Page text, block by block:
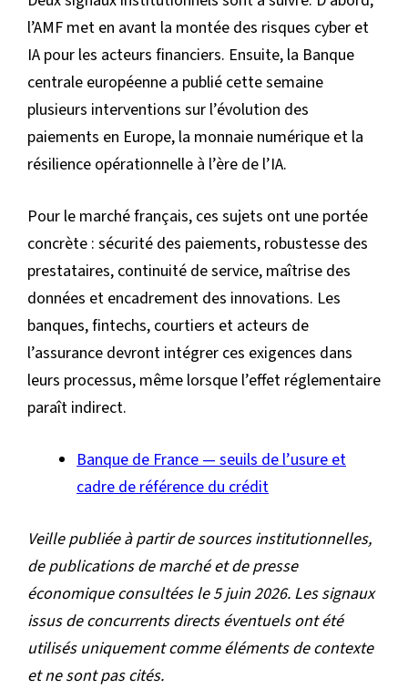
l’AMF met en avant la montée des risques cyber et
IA pour les acteurs financiers. Ensuite, la Banque
centrale européenne a publié cette semaine
plusieurs interventions sur l’évolution des
paiements en Europe, la monnaie numérique et la
résilience opérationnelle à l’ère de l’IA.
Pour le marché français, ces sujets ont une portée
concrète : sécurité des paiements, robustesse des
prestataires, continuité de service, maîtrise des
données et encadrement des innovations. Les
banques, fintechs, courtiers et acteurs de
l’assurance devront intégrer ces exigences dans
leurs processus, même lorsque l’effet réglementaire
paraît indirect.
Banque de France — seuils de l’usure et
cadre de référence du crédit
Veille publiée à partir de sources institutionnelles,
de publications de marché et de presse
économique consultées le 5 juin 2026. Les signaux
issus de concurrents directs éventuels ont été
utilisés uniquement comme éléments de contexte
et ne sont pas cités.